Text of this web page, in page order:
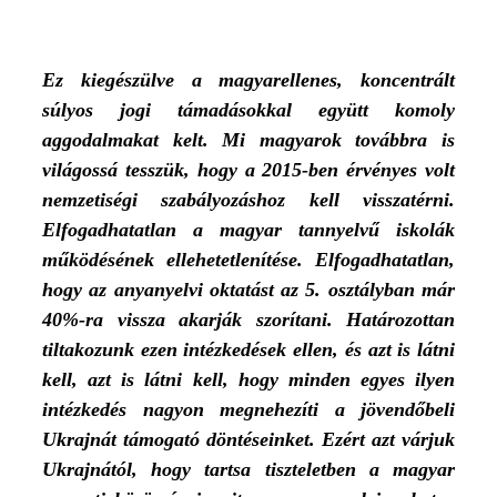
Ez kiegészülve a magyarellenes, koncentrált
súlyos jogi támadásokkal együtt komoly
aggodalmakat kelt. Mi magyarok továbbra is
világossá tesszük, hogy a 2015-ben érvényes volt
nemzetiségi szabályozáshoz kell visszatérni.
Elfogadhatatlan a magyar tannyelvű iskolák
működésének ellehetetlenítése. Elfogadhatatlan,
hogy az anyanyelvi oktatást az 5. osztályban már
40%-ra vissza akarják szorítani. Határozottan
tiltakozunk ezen intézkedések ellen, és azt is látni
kell, azt is látni kell, hogy minden egyes ilyen
intézkedés nagyon megnehezíti a jövendőbeli
Ukrajnát támogató döntéseinket. Ezért azt várjuk
Ukrajnától, hogy tartsa tiszteletben a magyar